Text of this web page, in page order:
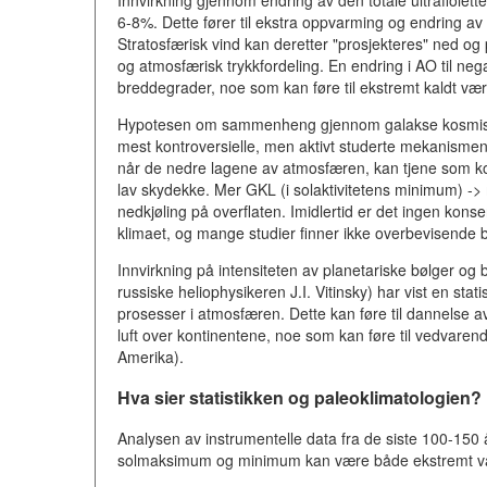
6-8%. Dette fører til ekstra oppvarming og endring
Stratosfærisk vind kan deretter "prosjekteres" ned
og atmosfærisk trykkfordeling. En endring i AO til
breddegrader, noe som kan føre til ekstremt kaldt
Hypotesen om sammenheng gjennom galakse
mest kontroversielle, men aktivt studerte
når de nedre lagene av atmosfæren, kan tjene som
lav skydekke. Mer GKL (i solaktivitetens minimum) -
nedkjøling på overflaten. Imidlertid er det ingen
klimaet, og mange studier finner ikke overbevisende
Innvirkning på intensiteten av planetariske bølger
russiske heliophysikeren J.I. Vitinsky) har vist en
prosesser i atmosfæren. Dette kan føre til dannelse
luft over kontinentene, noe som kan føre til
Amerika).
Hva sier statistikken og paleoklimatologien?
Analysen av instrumentelle data fra de siste 100-
solmaksimum og minimum kan være både ekstremt